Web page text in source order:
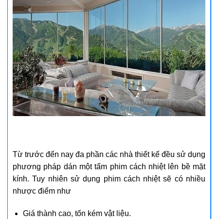
Từ trước đến nay đa phần các nhà thiết kế đều sử dụng
phương pháp dán một tấm phim cách nhiệt lên bề mặt
kính. Tuy nhiên sử dụng phim cách nhiệt sẽ có nhiều
nhược điểm như
Giá thành cao, tốn kém vật liệu.